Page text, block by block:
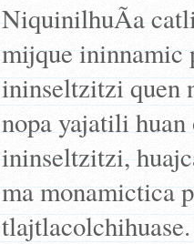
NiquinilhuÃ­a
mijque ininnamic
ininseltzitzi quen
nopa yajatili
ininseltzitzi,
ma monamictica
tlajtlacolchihuase.